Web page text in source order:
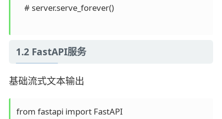
    # server.serve_forever()
1.2 FastAPI服务
基础流式文本输出
from fastapi import FastAPI